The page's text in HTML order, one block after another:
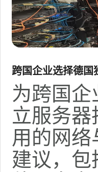
跨国企业选择德国
与带宽优化建议
为跨国企
立服务器
用的网络
建议，包